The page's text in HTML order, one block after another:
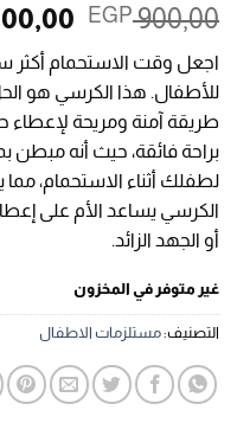
EGP900,00
الأصلي
هو:
اجعل وقت الاستحمام أكثر
للأطفال. هذا الكرسي هو
طريقة آمنة ومريحة لإعطاء
براحة فائقة، حيث أنه مبطن
لطفلك أثناء الاستحمام،
الكرسي يساعد الأم على
أو الجهد الزائد.
غير متوفر في المخزون
التصنيف:مستلزمات الاطفال